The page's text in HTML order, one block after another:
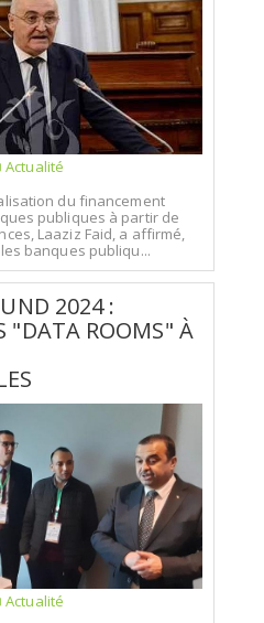
Actualité
du financement
publiques à partir de
Laaziz Faid, a affirmé,
banques publiqu...
2024 :
"DATA ROOMS" À
Actualité